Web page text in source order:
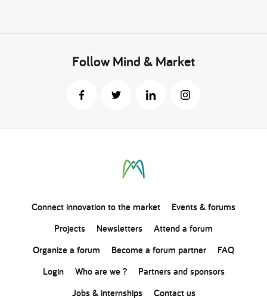
Follow Mind & Market
Connectinnovationto the market
Events & forums
Projects
Newsletters
Attend a forum
Organize a forum
Become a forum partner
FAQ
Login
Who are we ?
Partners and sponsors
Jobs & internships
Contact us